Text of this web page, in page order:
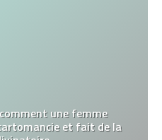
une femme
et fait de la